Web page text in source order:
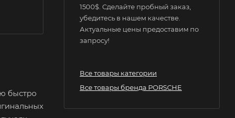
быстро
1500$. Сделайте пробный заказ,
убедитесь в нашем качестве.
Актуальные цены предоставим по
запросу!
Все товары категории
Все товары бренда PORSCHE